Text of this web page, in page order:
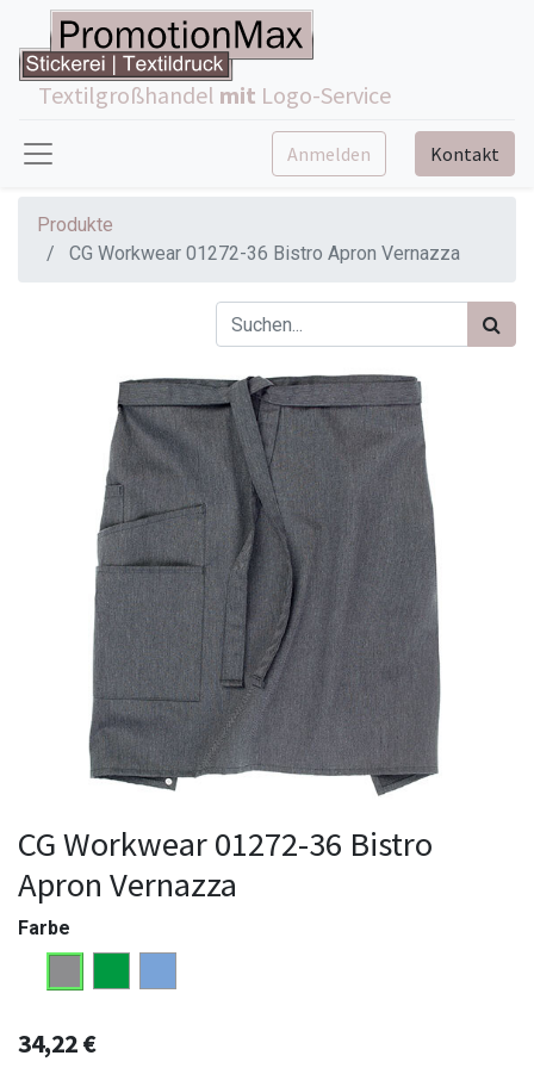
Textilgroßhandel mit Logo-Service
Anmelden Kontakt
Produkte
CG Workwear 01272-36 Bistro Apron Vernazza
CG Workwear 01272-36 Bistro
Apron Vernazza
Farbe
34,22€